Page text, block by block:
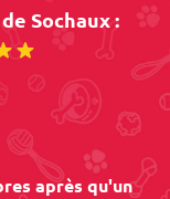
Sochaux :
après qu'un